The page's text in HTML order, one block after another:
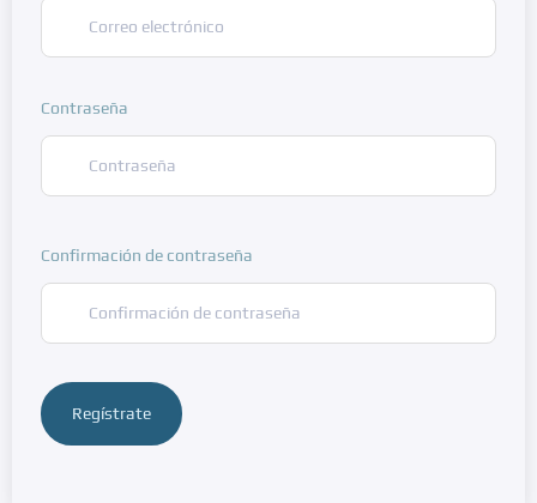
Contraseña
Confirmación de contraseña
Regístrate